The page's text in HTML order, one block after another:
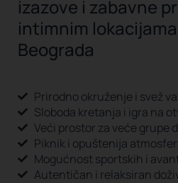
izazove i zabavne
intimnim
Beograda
Prirodno okruženje i svež
Sloboda kretanja i igra na
Veći prostor za veće grupe
Piknik i opuštenija
Mogućnost sportskih i
Autentičan i relaksiran